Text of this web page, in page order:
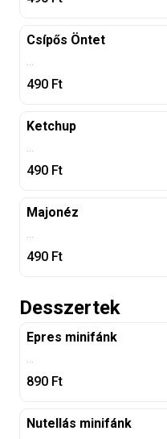
Csípős Öntet
...
490 Ft
Ketchup
...
490 Ft
Majonéz
...
490 Ft
Desszertek
Epres minifánk
...
890 Ft
Nutellás minifánk